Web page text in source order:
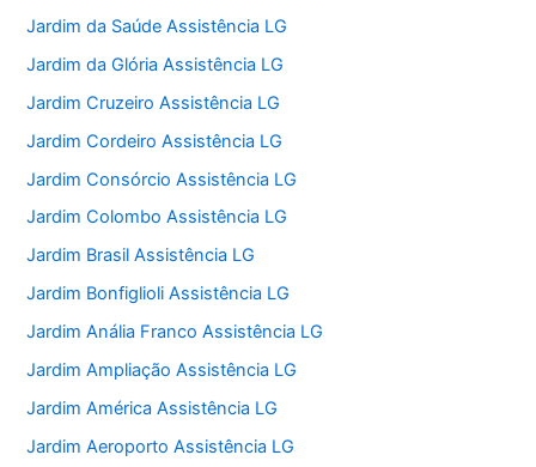
Jardim da Saúde Assistência LG
Jardim da Glória Assistência LG
Jardim Cruzeiro Assistência LG
Jardim Cordeiro Assistência LG
Jardim Consórcio Assistência LG
Jardim Colombo Assistência LG
Jardim Brasil Assistência LG
Jardim Bonfiglioli Assistência LG
Jardim Anália Franco Assistência LG
Jardim Ampliação Assistência LG
Jardim América Assistência LG
Jardim Aeroporto Assistência LG